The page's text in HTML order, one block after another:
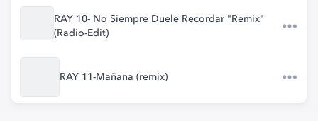
RAY 10- No Siempre Duele Recordar "Remix"
(Radio-Edit)
RAY 11-Mañana (remix)